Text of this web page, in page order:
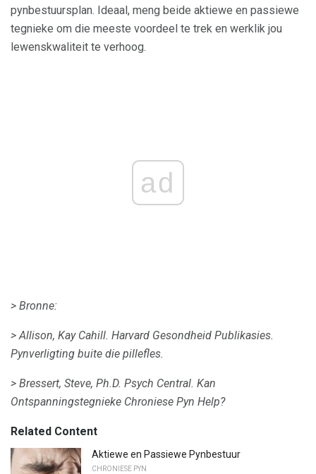
pynbestuursplan. Ideaal, meng beide aktiewe en passiewe
tegnieke om die meeste voordeel te trek en werklik jou
lewenskwaliteit te verhoog.
ad
> Bronne:
> Allison, Kay Cahill. Harvard Gesondheid Publikasies.
Pynverligting buite die pillefles.
> Bressert, Steve, Ph.D. Psych Central. Kan
Ontspanningstegnieke Chroniese Pyn Help?
Related Content
Aktiewe en Passiewe Pynbestuur
CHRONIESE PYN